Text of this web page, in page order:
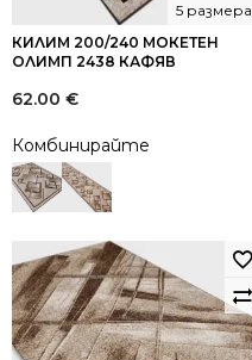
КИЛИМ 200/240 МОКЕТЕН
ОЛИМП 2438 КАФЯВ
5 размера
62.00 €
Комбинирайте